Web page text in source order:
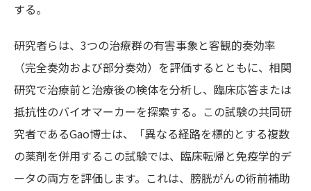
する。
研究者らは、3つの治療群の有害事象と客観的奏効率
（完全奏効および部分奏効）を評価するとともに、相関
研究で治療前と治療後の検体を分析し、臨床応答または
抵抗性のバイオマーカーを探索する。この試験の共同研
究者であるGao博士は、「異なる経路を標的とする複数
の薬剤を併用するこの試験では、臨床転帰と免疫学的デ
ータの両方を評価します。これは、膀胱がんの術前補助